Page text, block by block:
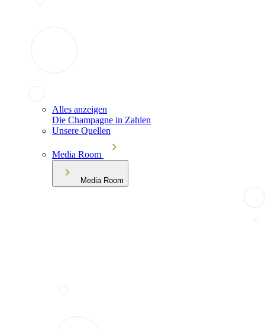
Alles anzeigen
Die Champagne in Zahlen
Unsere Quellen
Media Room
Media Room